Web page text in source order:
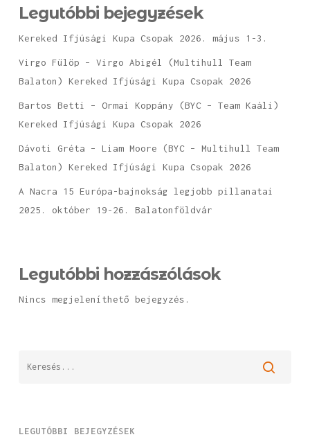
Legutóbbi bejegyzések
Kereked Ifjúsági Kupa Csopak 2026. május 1-3.
Virgo Fülöp – Virgo Abigél (Multihull Team
Balaton) Kereked Ifjúsági Kupa Csopak 2026
Bartos Betti – Ormai Koppány (BYC – Team Kaáli)
Kereked Ifjúsági Kupa Csopak 2026
Dávoti Gréta – Liam Moore (BYC – Multihull Team
Balaton) Kereked Ifjúsági Kupa Csopak 2026
A Nacra 15 Európa-bajnokság legjobb pillanatai
2025. október 19-26. Balatonföldvár
Legutóbbi hozzászólások
Nincs megjeleníthető bejegyzés.
LEGUTÓBBI BEJEGYZÉSEK